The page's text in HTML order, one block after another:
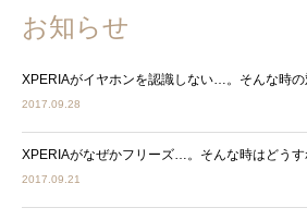
お知らせ
XPERIAがイヤホンを認識しない…。そんな時の
2017.09.28
XPERIAがなぜかフリーズ…。そんな時はどうす
2017.09.21